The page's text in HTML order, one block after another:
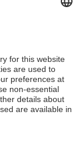
na celu
na
opiekunem